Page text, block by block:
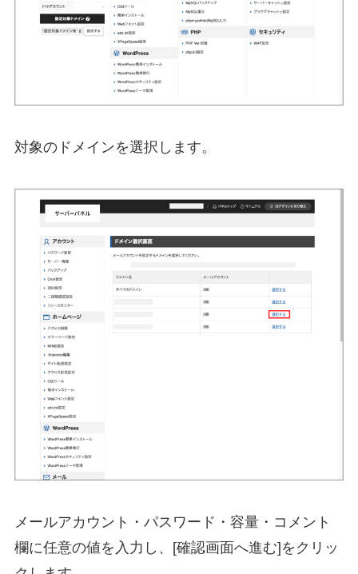
対象のドメインを選択します。
メールアカウント・パスワード・容量・コメント
欄に任意の値を入力し、[確認画面へ進む]をクリッ